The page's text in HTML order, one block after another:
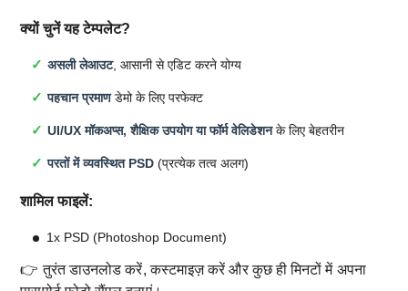
क्यों चुनें यह टेम्पलेट?
असली लेआउट, आसानी से एडिट करने योग्य
पहचान प्रमाणडेमो के लिए परफेक्ट
UI/UX मॉकअप्स, शैक्षिक उपयोग या फॉर्म वेलिडेशनके लिए बेहतरीन
परतों में व्यवस्थित PSD (प्रत्येक तत्व अलग)
शामिल फाइलें:
1x PSD (Photoshop Document)
👉 तुरंत डाउनलोड करें, कस्टमाइज़ करें और कुछ ही मिनटों में अपना